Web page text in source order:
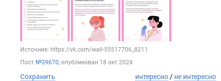
Источник: https://vk.com/wall-55517706_8211
Пост №39670, опубликован 18 окт 2024
Сохранить интересно / не интересно